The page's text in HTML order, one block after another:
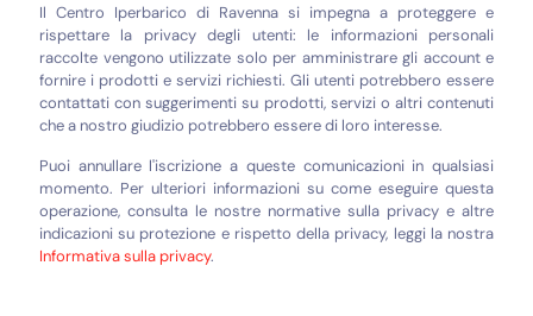
Il Centro Iperbarico di Ravenna si impegna a proteggere e
rispettare la privacy degli utenti: le informazioni personali
raccolte vengono utilizzate solo per amministrare gli account e
fornire i prodotti e servizi richiesti. Gli utenti potrebbero essere
contattati con suggerimenti su prodotti, servizi o altri contenuti
che a nostro giudizio potrebbero essere di loro interesse.
Puoi annullare l'iscrizione a queste comunicazioni in qualsiasi
momento. Per ulteriori informazioni su come eseguire questa
operazione, consulta le nostre normative sulla privacy e altre
indicazioni su protezione e rispetto della privacy, leggi la nostra
Informativa sulla privacy.